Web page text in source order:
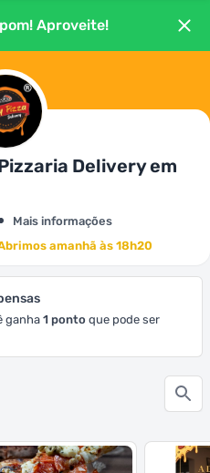
! Aproveite!
Delivery em
Mais informações
amanhã às 18h20
ganha 1 ponto que pode ser